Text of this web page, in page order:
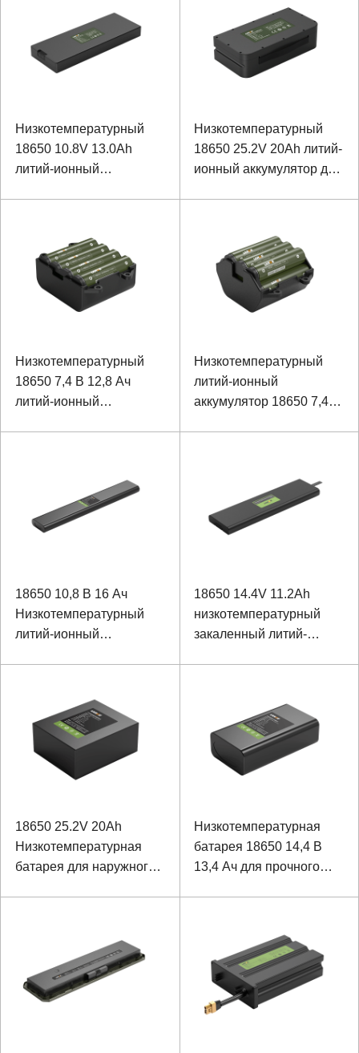
Низкотемпературный
18650 10.8V 13.0Ah
литий-ионный
Низкотемпературный
18650 25.2V 20Ah литий-
ионный аккумулятор для
Низкотемпературный
18650 7,4 В 12,8 Ач
литий-ионный
Низкотемпературный
литий-ионный
аккумулятор 18650 7,4
18650 10,8 В 16 Ач
Низкотемпературный
литий-ионный
18650 14.4V 11.2Ah
низкотемпературный
закаленный литий-
18650 25.2V 20Ah
Низкотемпературная
батарея для наружного
Низкотемпературная
батарея 18650 14,4 В
13,4 Ач для прочного